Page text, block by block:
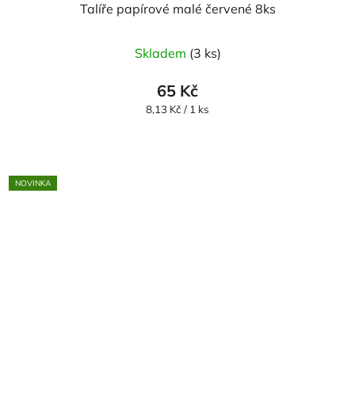
Talíře papírové malé červené 8ks
Skladem (3 ks)
65 Kč
Měrná
8,13 Kč / 1 ks
NOVINKA